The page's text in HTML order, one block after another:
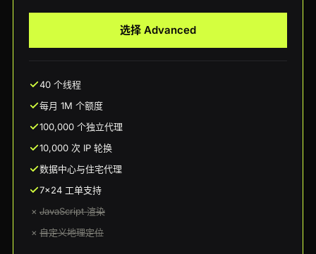
选择 Advanced
40 个线程
每月 1M 个额度
100,000 个独立代理
10,000 次 IP 轮换
数据中心与住宅代理
7x24 工单支持
× JavaScript 渲染
× 自定义地理定位